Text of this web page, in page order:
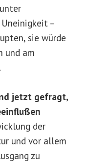
–
sie würde
und am
jetzt gefragt,
der
und vor allem
zu